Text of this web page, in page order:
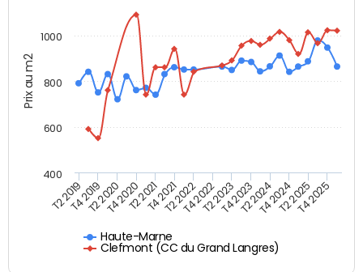
Prix au m2
Haute-Marne
Clefmont (CC du Grand Langres)
T2 2019T4 2019T2 2020T4 2020T2 2021T4 2021T2 2022T4 2022T2 2023T4 2023T2 2024T4 2024T2 2025T4 2025
400
600
800
1000